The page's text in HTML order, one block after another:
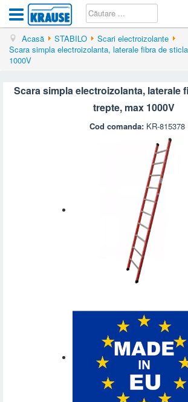
Acasă STABILO
Scari electroizolante
Scara simpla electroizolanta, laterale fibra de
1000V
Scara simpla electroizolanta, laterale
trepte, max 1000V
Cod comanda: KR-815378